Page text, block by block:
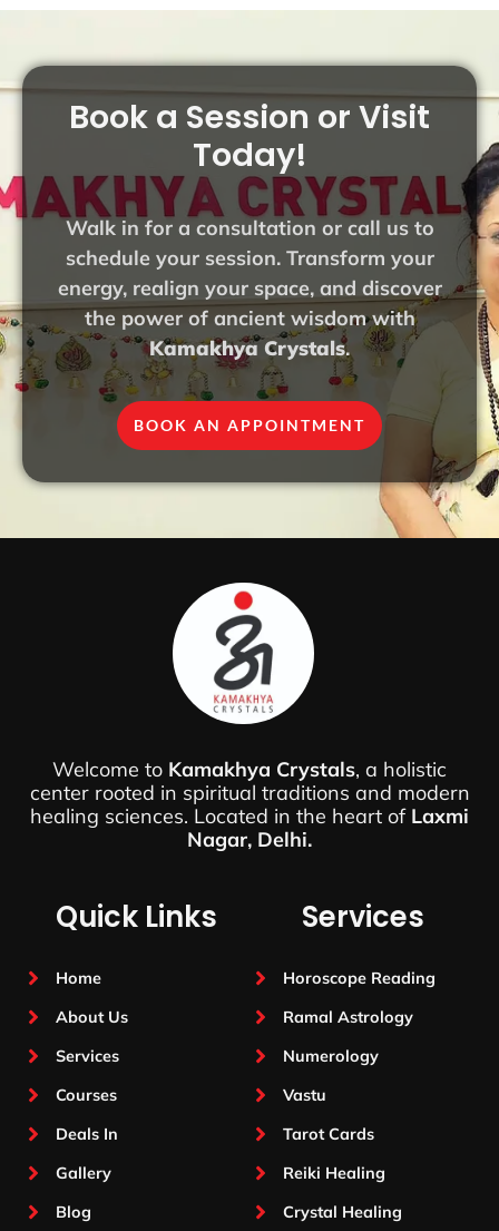
Book a Session or Visit
Today!
Walk in for a consultation or call us to
schedule your session. Transform your
energy, realign your space, and discover
the power of ancient wisdom with
Kamakhya Crystals.
BOOK AN APPOINTMENT
Welcome to Kamakhya Crystals, a holistic
center rooted in spiritual traditions and modern
healing sciences. Located in the heart of Laxmi
Nagar, Delhi.
Quick Links
Home
About Us
Services
Courses
Deals In
Gallery
Blog
Services
Horoscope Reading
Ramal Astrology
Numerology
Vastu
Tarot Cards
Reiki Healing
Crystal Healing